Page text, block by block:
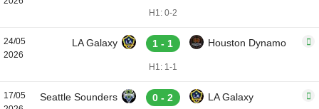
H1: 0-2
24/05
2026
LA Galaxy 1 - 1 Houston Dynamo
H1: 1-1
17/05
Seattle Sounders
0 - 2 LA Galaxy